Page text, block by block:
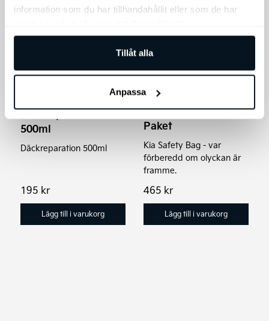
information som du har tillhandahållit eller som de har
Tillåt alla
Anpassa
Däckreparation
500ml
Däckreparation 500ml
195 kr
Lägg till i varukorg
Kia Första Hjälpen
Paket
Kia Safety Bag - var
förberedd om olyckan är
framme.
465 kr
Lägg till i varukorg